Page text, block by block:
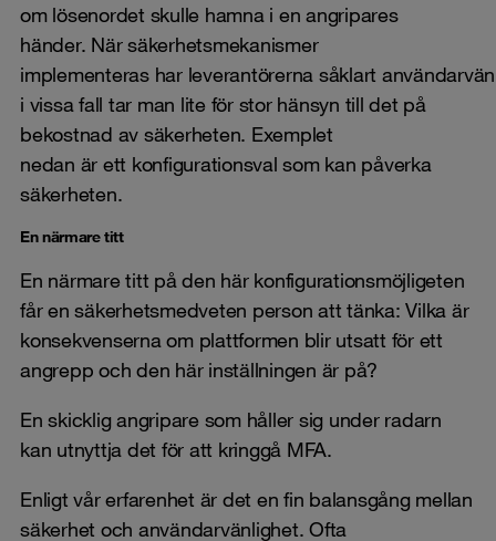
om lösenordet skulle hamna i en angripares
händer. När säkerhetsmekanismer
implementeras har leverantörerna såklart
i vissa fall tar man lite för stor hänsyn till det på
bekostnad av säkerheten. Exemplet
nedan är ett konfigurationsval som kan påverka
säkerheten.
En närmare titt
En närmare titt på den här konfigurationsmöjligeten
får en säkerhetsmedveten person att tänka: Vilka är
konsekvenserna om plattformen blir utsatt för ett
angrepp och den här inställningen är på?
En skicklig angripare som håller sig under radarn
kan utnyttja det för att kringgå MFA.
Enligt vår erfarenhet är det en fin balansgång mellan
säkerhet och användarvänlighet. Ofta